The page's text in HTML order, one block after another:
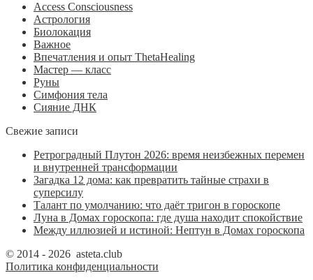
Access Consciousness
Астрология
Биолокация
Важное
Впечатления и опыт ThetaHealing
Мастер — класс
Руны
Симфония тела
Сияние ДНК
Свежие записи
Ретроградный Плутон 2026: время неизбежных перемен
и внутренней трансформации
Загадка 12 дома: как превратить тайные страхи в
суперсилу
Талант по умолчанию: что даёт тригон в гороскопе
Луна в Домах гороскопа: где душа находит спокойствие
Между иллюзией и истиной: Нептун в Домах гороскопа
© 2014 - 2026 asteta.club
Политика конфиденциальности